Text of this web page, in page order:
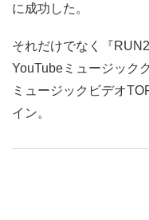
に成功した。
それだけでなく『
YouTubeミュージック
ミュージックビデオ
イン。